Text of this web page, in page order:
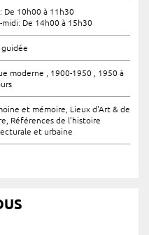
De 10h00 à 11h30
midi: De 14h00 à 15h30
moderne , 1900-1950 , 1950 à
et mémoire, Lieux d'Art & de
Références de l’histoire
et urbaine